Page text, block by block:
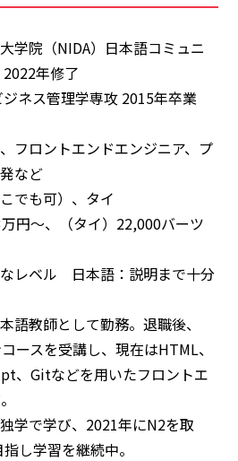
学院（NIDA）日本語コミュニ
年修了
ネス管理学専攻 2015年卒業
フロントエンドエンジニア、プ
など
でも可）、タイ
円～、（タイ）22,000バーツ
レベル 日本語：説明まで十分
語教師として勤務。退職後、
ースを受講し、現在はHTML、
、Gitなどを用いたフロントエ
学で学び、2021年にN2を取
し学習を継続中。